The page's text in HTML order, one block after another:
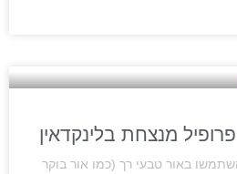
באור טבעי רך (כמו אור בוקר